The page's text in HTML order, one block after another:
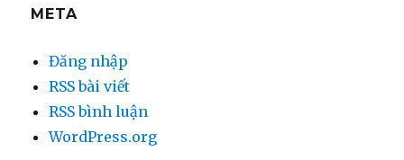
META
Đăng nhập
RSS bài viết
RSS bình luận
WordPress.org